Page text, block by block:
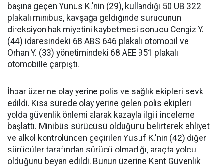
başına geçen Yunus K.'nin (29), kullandığı 50 UB 322
plakalı minibüs, kavşağa geldiğinde sürücünün
direksiyon hakimiyetini kaybetmesi sonucu Cengiz Y.
(44) idaresindeki 68 ABS 646 plakalı otomobil ve
Orhan Y. (33) yönetimindeki 68 AEE 951 plakalı
otomobille çarpıştı.
İhbar üzerine olay yerine polis ve sağlık ekipleri sevk
edildi. Kısa sürede olay yerine gelen polis ekipleri
yolda güvenlik önlemi alarak kazayla ilgili inceleme
başlattı. Minibüs sürücüsü olduğunu belirterek ehliyet
ve alkol kontrolünden geçirilen Yusuf K.'nin (42) diğer
sürücüler tarafından sürücü olmadığı, araçta yolcu
olduğunu beyan edildi. Bunun üzerine Kent Güvenlik